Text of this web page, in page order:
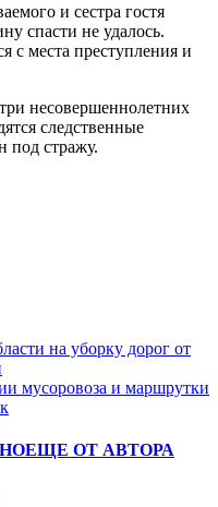
и сестра гостя
спасти не удалось.
с места преступления и
несовершеннолетних
следственные
под стражу.
на уборку дорог от
мусоровоза и маршрутки
ЕЩЕ ОТ АВТОРА